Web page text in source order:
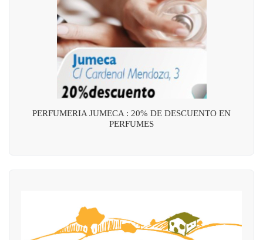
PERFUMERIA JUMECA : 20% DE DESCUENTO EN
PERFUMES